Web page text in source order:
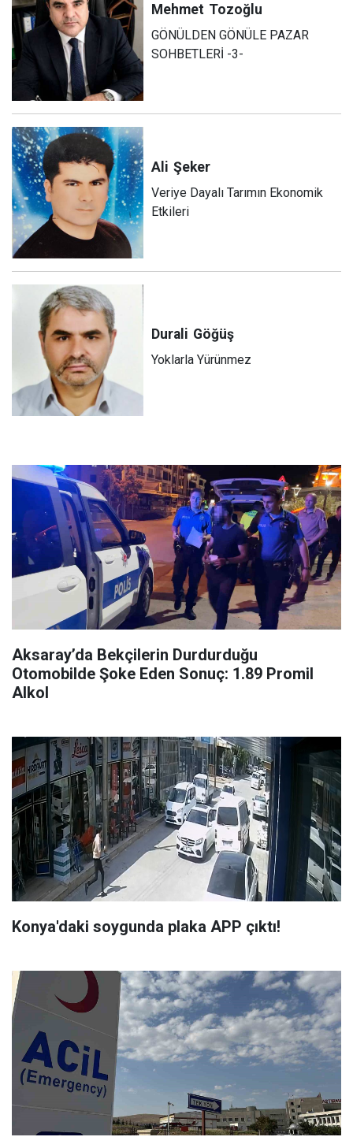
Mehmet Tozoğlu
GÖNÜLDEN GÖNÜLE PAZAR
SOHBETLERİ -3-
Ali Şeker
Veriye Dayalı Tarımın Ekonomik
Etkileri
Durali Göğüş
Yoklarla Yürünmez
Aksaray’da Bekçilerin Durdurduğu
Otomobilde Şoke Eden Sonuç: 1.89 Promil
Alkol
Konya'daki soygunda plaka APP çıktı!